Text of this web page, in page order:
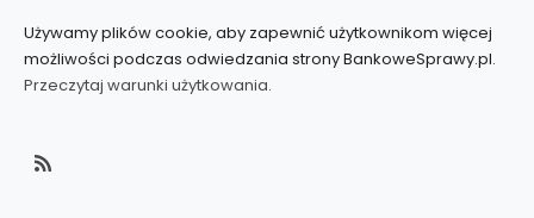
Używamy plików cookie, aby zapewnić użytkownikom więcej
możliwości podczas odwiedzania strony BankoweSprawy.pl.
Przeczytaj warunki użytkowania.